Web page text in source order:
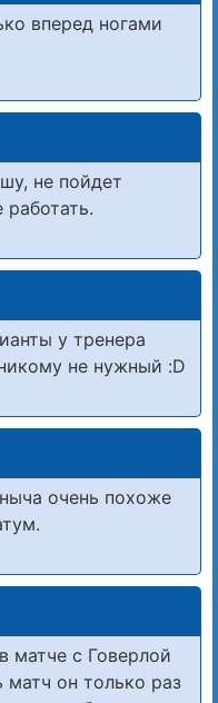
вперед ногами
не пойдет
работать.
у тренера
не нужный :D
очень похоже
матче с Говерлой
матч он только раз